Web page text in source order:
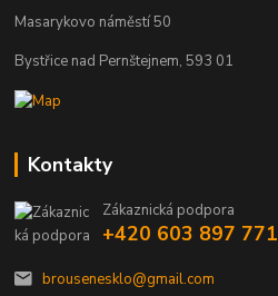
Masarykovo náměstí 50
Bystřice nad Pernštejnem, 593 01
Kontakty
Zákaznická podpora
+420 603 897 771
brousenesklo@gmail.com